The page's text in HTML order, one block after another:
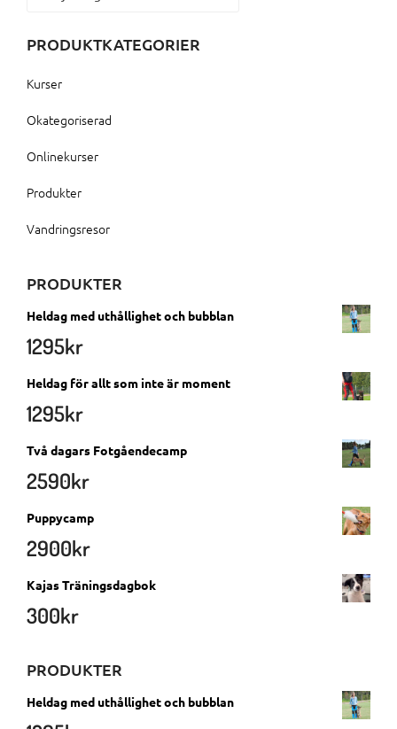
PRODUKTKATEGORIER
Kurser
Okategoriserad
Onlinekurser
Produkter
Vandringsresor
PRODUKTER
Heldag med uthållighet och bubblan
1295kr
Heldag för allt som inte är moment
1295kr
Två dagars Fotgåendecamp
2590kr
Puppycamp
2900kr
Kajas Träningsdagbok
300kr
PRODUKTER
Heldag med uthållighet och bubblan